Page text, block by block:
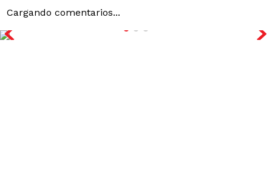
Cargando comentarios...